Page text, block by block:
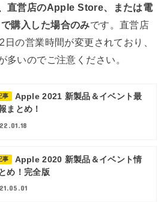
直営店のApple Store、または電
購入した場合のみです。直営店
の営業時間が変更されており、
多いのでご注意ください。
事
Apple 2021 新製品＆イベント最
まとめ！
事
Apple 2020 新製品＆イベント情
め！完全版